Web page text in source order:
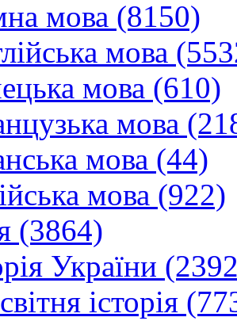
мова (8150)
мова
мова (610)
мова
мова (44)
мова (922)
(3864)
України
історія